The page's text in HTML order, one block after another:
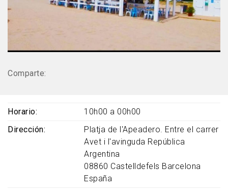
Comparte:
Horario
10h00 a 00h00
Dirección
Platja de l'Apeadero. Entre el carrer
Avet i l'avinguda República
Argentina
08860 Castelldefels Barcelona
España